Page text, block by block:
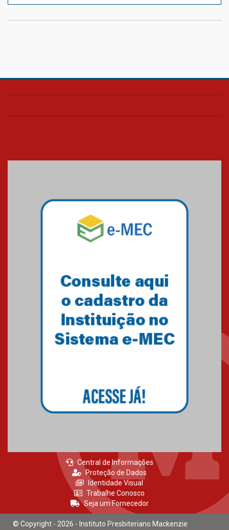
Central de Informações
Proteção de Dados
Identidade Visual
Trabalhe Conosco
Seja um Fornecedor
© Copyright - 2026 - Instituto Presbiteriano Mackenzie